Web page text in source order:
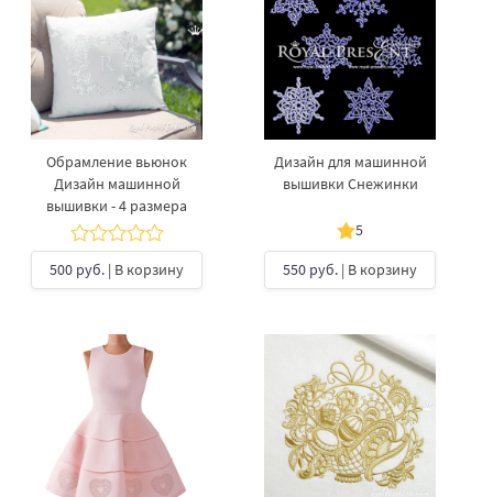
Обрамление вьюнок
Дизайн машинной
вышивки - 4 размера
500 руб. | В корзину
Дизайн для машинной
вышивки Снежинки
5
550 руб. | В корзину